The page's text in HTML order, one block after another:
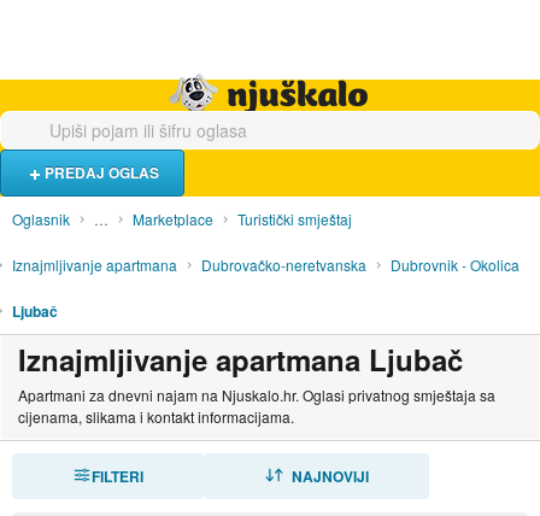
PREDAJ OGLAS
Oglasnik … Marketplace Turistički smještaj
Iznajmljivanje apartmana Dubrovačko-neretvanska Dubrovnik - Okolica
Ljubač
Iznajmljivanje apartmana Ljubač
Apartmani za dnevni najam na Njuskalo.hr. Oglasi privatnog smještaja sa
cijenama, slikama i kontakt informacijama.
FILTERI NAJNOVIJI